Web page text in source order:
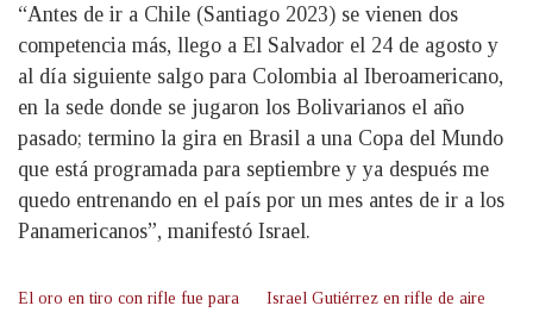
“Antes de ir a Chile (Santiago 2023) se vienen dos
competencia más, llego a El Salvador el 24 de agosto y
al día siguiente salgo para Colombia al Iberoamericano,
en la sede donde se jugaron los Bolivarianos el año
pasado; termino la gira en Brasil a una Copa del Mundo
que está programada para septiembre y ya después me
quedo entrenando en el país por un mes antes de ir a los
Panamericanos”, manifestó Israel.
El oro en tiro con rifle fue para
Israel Gutiérrez en rifle de aire